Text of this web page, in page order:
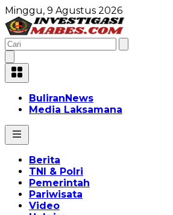
Minggu, 9 Agustus 2026
BuliranNews
Media Laksamana
Berita
TNI & Polri
Pemerintah
Pariwisata
Video